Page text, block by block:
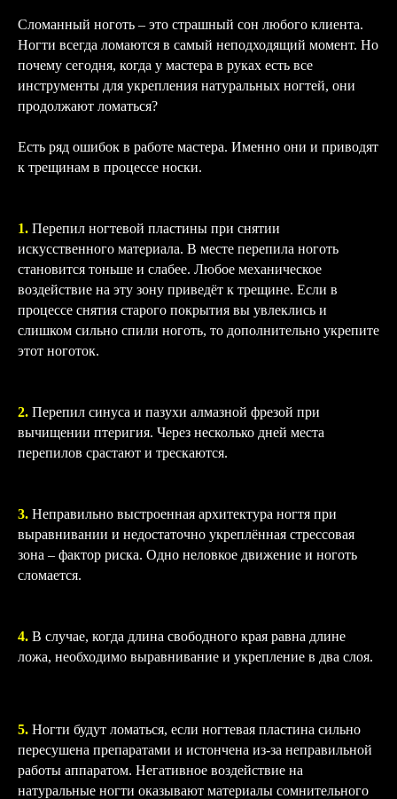
Сломанный ноготь – это страшный сон любого клиента.
Ногти всегда ломаются в самый неподходящий момент. Но
почему сегодня, когда у мастера в руках есть все
инструменты для укрепления натуральных ногтей, они
продолжают ломаться?
Есть ряд ошибок в работе мастера. Именно они и приводят
к трещинам в процессе носки.
1. Перепил ногтевой пластины при снятии
искусственного материала. В месте перепила ноготь
становится тоньше и слабее. Любое механическое
воздействие на эту зону приведёт к трещине. Если в
процессе снятия старого покрытия вы увлеклись и
слишком сильно спили ноготь, то дополнительно укрепите
этот ноготок.
2. Перепил синуса и пазухи алмазной фрезой при
вычищении птеригия. Через несколько дней места
перепилов срастают и трескаются.
3. Неправильно выстроенная архитектура ногтя при
выравнивании и недостаточно укреплённая стрессовая
зона – фактор риска. Одно неловкое движение и ноготь
сломается.
4. В случае, когда длина свободного края равна длине
ложа, необходимо выравнивание и укрепление в два слоя.
5. Ногти будут ломаться, если ногтевая пластина сильно
пересушена препаратами и истончена из-за неправильной
работы аппаратом. Негативное воздействие на
натуральные ногти оказывают материалы сомнительного